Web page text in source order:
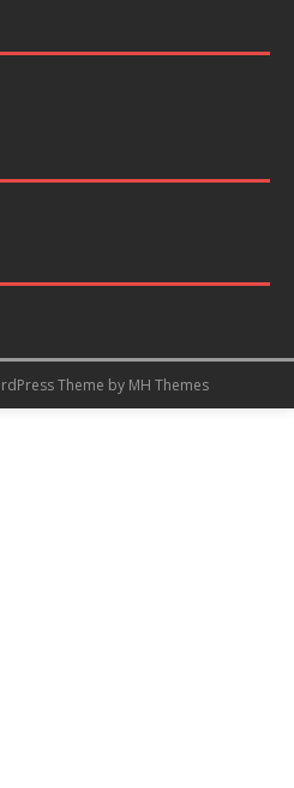
Theme by MH Themes